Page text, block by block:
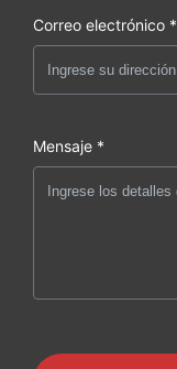
Correo electrónico *
Mensaje *